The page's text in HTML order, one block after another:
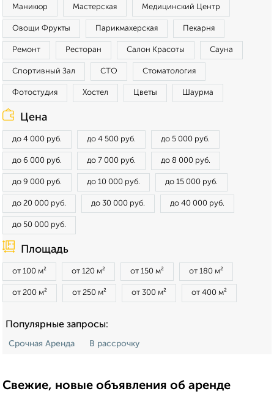
Маникюр Мастерская Медицинский Центр
Овощи Фрукты Парикмахерская Пекарня
Ремонт Ресторан Салон Красоты Сауна
Спортивный Зал СТО Стоматология
Фотостудия Хостел Цветы Шаурма
Цена
до 4 000 руб. до 4 500 руб. до 5 000 руб.
до 6 000 руб. до 7 000 руб. до 8 000 руб.
до 9 000 руб. до 10 000 руб. до 15 000 руб.
до 20 000 руб. до 30 000 руб. до 40 000 руб.
до 50 000 руб.
Площадь
от 100 м² от 120 м² от 150 м² от 180 м²
от 200 м² от 250 м² от 300 м² от 400 м²
Популярные запросы:
Срочная Аренда В рассрочку
Свежие, новые объявления об аренде